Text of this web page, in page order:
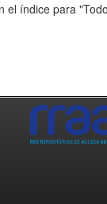
el índice para